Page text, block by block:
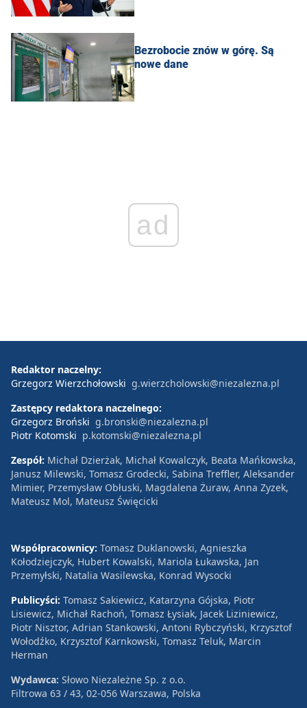
Bezrobocie znów w górę. Są
nowe dane
ad
Redaktor naczelny:
Grzegorz Wierzchołowski g.wierzcholowski@niezalezna.pl
Zastępcy redaktora naczelnego:
Grzegorz Broński g.bronski@niezalezna.pl
Piotr Kotomski p.kotomski@niezalezna.pl
Zespół: Michał Dzierżak, Michał Kowalczyk, Beata Mańkowska,
Janusz Milewski, Tomasz Grodecki, Sabina Treffler, Aleksander
Mimier, Przemysław Obłuski, Magdalena Żuraw, Anna Zyzek,
Mateusz Mol, Mateusz Święcicki
Współpracownicy: Tomasz Duklanowski, Agnieszka
Kołodziejczyk, Hubert Kowalski, Mariola Łukawska, Jan
Przemyłski, Natalia Wasilewska, Konrad Wysocki
Publicyści: Tomasz Sakiewicz, Katarzyna Gójska, Piotr
Lisiewicz, Michał Rachoń, Tomasz Łysiak, Jacek Liziniewicz,
Piotr Nisztor, Adrian Stankowski, Antoni Rybczyński, Krzysztof
Wołodźko, Krzysztof Karnkowski, Tomasz Teluk, Marcin
Herman
Wydawca: Słowo Niezależne Sp. z o.o.
Filtrowa 63 / 43, 02-056 Warszawa, Polska